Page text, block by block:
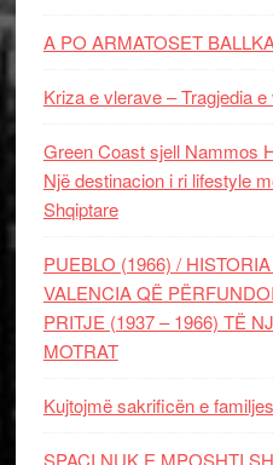
A PO ARMATOSET
Kriza e vlerave – Tragjedia
Green Coast sjell Nammos
Një destinacion i ri lifestyle
Shqiptare
PUEBLO (1966) /
VALENCIA QË
PRITJE (1937 – 1966) TË
MOTRAT
Kujtojmë sakrificën e